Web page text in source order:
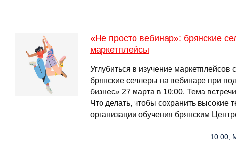
«Не просто вебинар»: брянские
маркетплейсы
Углубиться в изучение маркетплейсов
брянские селлеры на вебинаре при
бизнес» 27 марта в 10:00. Тема
Что делать, чтобы сохранить высокие
организации обучения брянским
10:00,